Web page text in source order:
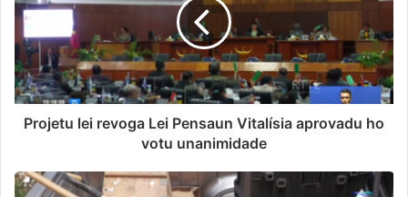
Projetu lei revoga Lei Pensaun Vitalísia aprovadu ho
votu unanimidade